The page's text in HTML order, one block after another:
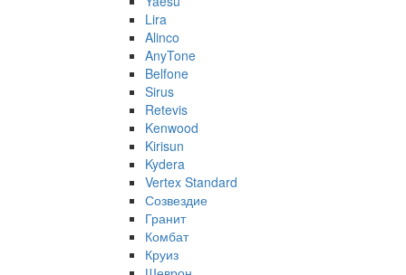
Lira
Alinco
AnyTone
Belfone
Sirus
Retevis
Kenwood
Kirisun
Kydera
Vertex Standard
Созвездие
Гранит
Комбат
Круиз